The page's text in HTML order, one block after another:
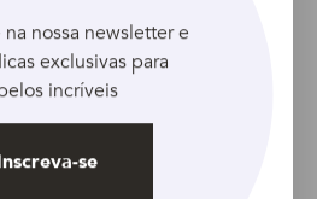
na nossa newsletter e
exclusivas para
incríveis
se